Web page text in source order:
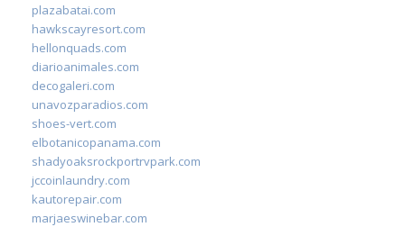
plazabatai.com
hawkscayresort.com
hellonquads.com
diarioanimales.com
decogaleri.com
unavozparadios.com
shoes-vert.com
elbotanicopanama.com
shadyoaksrockportrvpark.com
jccoinlaundry.com
kautorepair.com
marjaeswinebar.com